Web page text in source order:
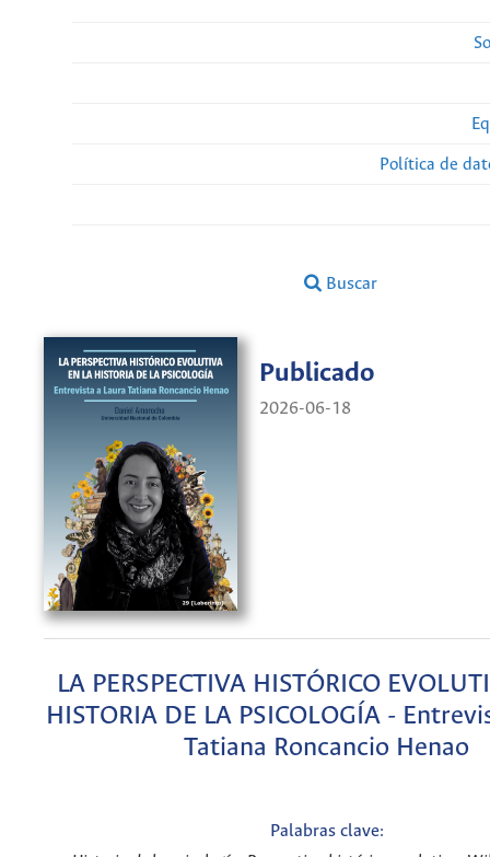
Política de
Buscar
Publicado
2026-06-18
LA PERSPECTIVA HISTÓRICO
HISTORIA DE LA PSICOLOGÍA -
Tatiana Roncancio Henao
Palabras clave: